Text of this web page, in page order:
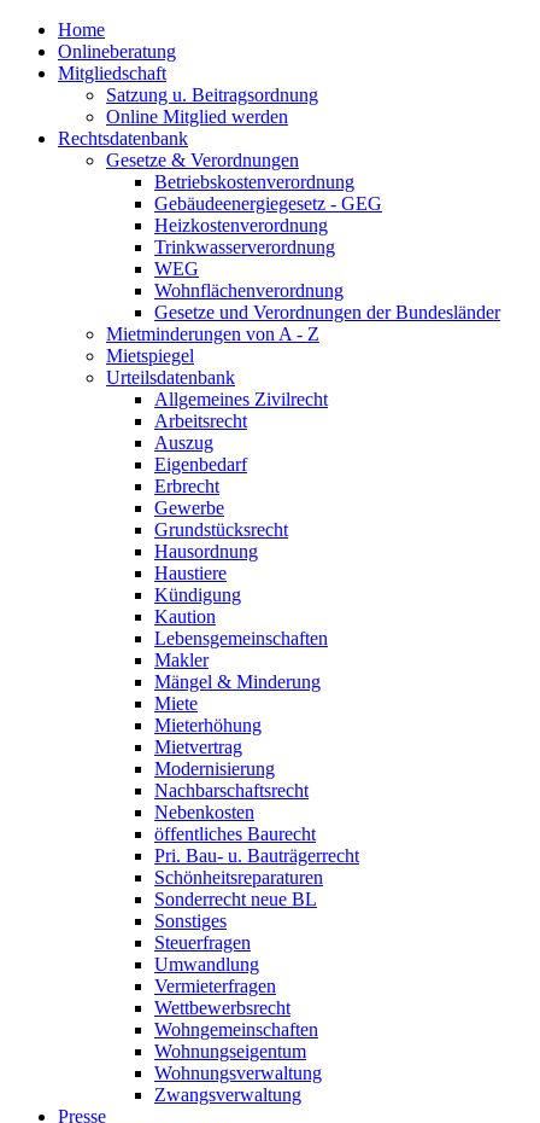
Home
Onlineberatung
Mitgliedschaft
Satzung u. Beitragsordnung
Online Mitglied werden
Rechtsdatenbank
Gesetze & Verordnungen
Betriebskostenverordnung
Gebäudeenergiegesetz - GEG
Heizkostenverordnung
Trinkwasserverordnung
WEG
Wohnflächenverordnung
Gesetze und Verordnungen der Bundesländer
Mietminderungen von A - Z
Mietspiegel
Urteilsdatenbank
Allgemeines Zivilrecht
Arbeitsrecht
Auszug
Eigenbedarf
Erbrecht
Gewerbe
Grundstücksrecht
Hausordnung
Haustiere
Kündigung
Kaution
Lebensgemeinschaften
Makler
Mängel & Minderung
Miete
Mieterhöhung
Mietvertrag
Modernisierung
Nachbarschaftsrecht
Nebenkosten
öffentliches Baurecht
Pri. Bau- u. Bauträgerrecht
Schönheitsreparaturen
Sonderrecht neue BL
Sonstiges
Steuerfragen
Umwandlung
Vermieterfragen
Wettbewerbsrecht
Wohngemeinschaften
Wohnungseigentum
Wohnungsverwaltung
Zwangsverwaltung
Presse